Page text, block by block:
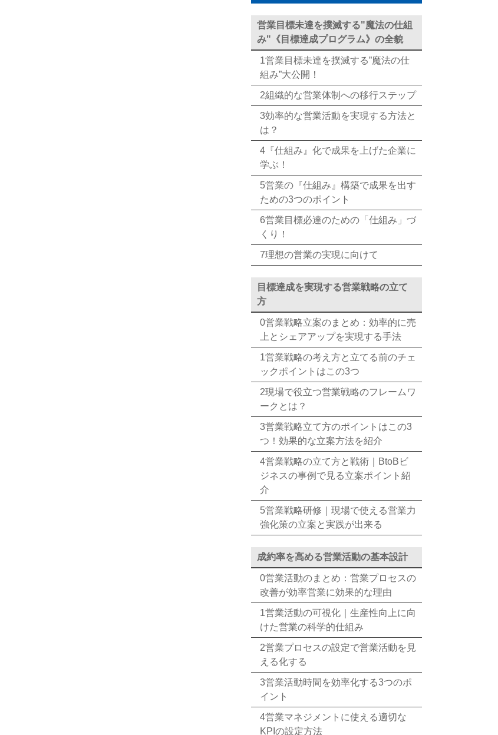
営業目標未達を撲滅する"魔法の仕組
み"《目標達成プログラム》の全貌
1営業目標未達を撲滅する”魔法の仕
組み”大公開！
2組織的な営業体制への移行ステップ
3効率的な営業活動を実現する方法と
は？
4『仕組み』化で成果を上げた企業に
学ぶ！
5営業の『仕組み』構築で成果を出す
ための3つのポイント
6営業目標必達のための「仕組み」づ
くり！
7理想の営業の実現に向けて
目標達成を実現する営業戦略の立て
方
0営業戦略立案のまとめ：効率的に売
上とシェアアップを実現する手法
1営業戦略の考え方と立てる前のチェ
ックポイントはこの3つ
2現場で役立つ営業戦略のフレームワ
ークとは？
3営業戦略立て方のポイントはこの3
つ！効果的な立案方法を紹介
4営業戦略の立て方と戦術｜BtoBビ
ジネスの事例で見る立案ポイント紹
介
5営業戦略研修｜現場で使える営業力
強化策の立案と実践が出来る
成約率を高める営業活動の基本設計
0営業活動のまとめ：営業プロセスの
改善が効率営業に効果的な理由
1営業活動の可視化｜生産性向上に向
けた営業の科学的仕組み
2営業プロセスの設定で営業活動を見
える化する
3営業活動時間を効率化する3つのポ
イント
4営業マネジメントに使える適切な
KPIの設定方法